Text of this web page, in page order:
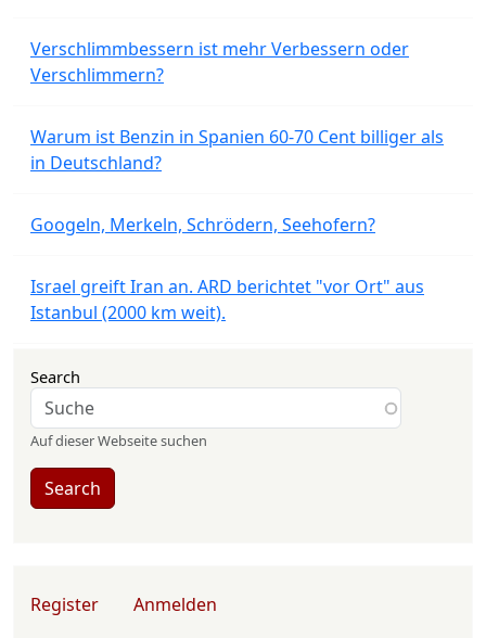
Verschlimmbessern ist mehr Verbessern oder
Verschlimmern?
Warum ist Benzin in Spanien 60-70 Cent billiger als
in Deutschland?
Googeln, Merkeln, Schrödern, Seehofern?
Israel greift Iran an. ARD berichtet "vor Ort" aus
Istanbul (2000 km weit).
Search
Auf dieser Webseite suchen
Search
User account menu
Register Anmelden